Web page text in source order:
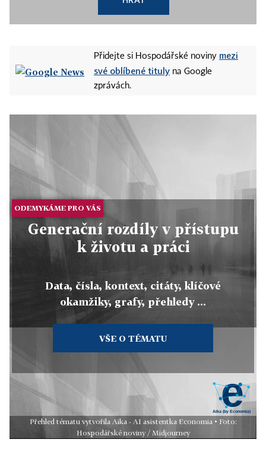
Přidejte si Hospodářské noviny mezi
své oblíbené tituly na Google
zprávách.
ODEMYKÁME PRO VÁS
Generační rozdíly v přístupu
k životu a práci
Data, čísla, kontext, citáty, klíčové
okamžiky, grafy, přehledy ...
VŠE O TÉMATU
Přehled tématu vytvořila Aika - AI asistentka Economia • Foto:
Hospodářské noviny / Midjourney